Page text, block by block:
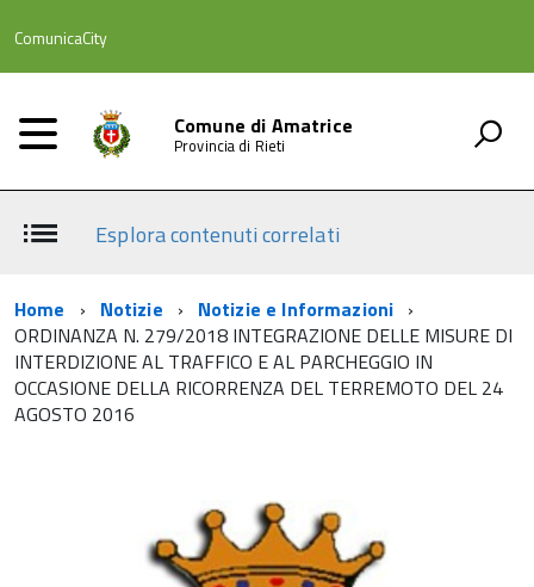
ComunicaCity
Comune di Amatrice
Provincia di Rieti
Esplora contenuti correlati
Home Notizie
Notizie e Informazioni
ORDINANZA N. 279/2018 INTEGRAZIONE DELLE MISURE DI
INTERDIZIONE AL TRAFFICO E AL PARCHEGGIO IN
OCCASIONE DELLA RICORRENZA DEL TERREMOTO DEL 24
AGOSTO 2016